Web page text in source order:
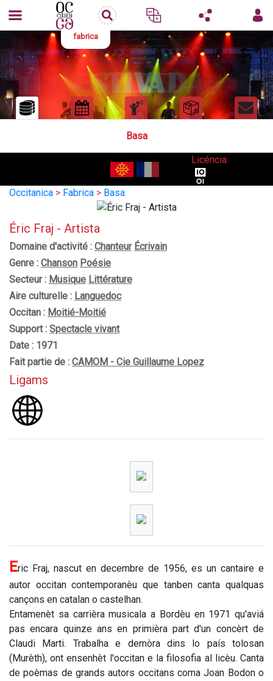
fabrica
Basa
Licéncia
Occitanica > Fabrica > Basa
Éric Fraj - Artista
Domaine d'activité : Chanteur Écrivain
Genre : Chanson Poésie
Secteur : Musique Littérature
Aire culturelle : Languedoc
Occitan : Moitié-Moitié
Support : Spectacle vivant
Date : 1971
Fait partie de : CAMOM - Cie Guillaume Lopez
Ligams
Eric Fraj, nascut en decembre de 1956, es un cantaire e
autor occitan contemporanèu que tanben canta qualquas
cançons en catalan o castelhan.
Entamenèt sa carrièra musicala a Bordèu en 1971 qu'aviá
pas encara quinze ans en primièra part d'un concèrt de
Claudi Marti. Trabalha e demòra dins lo país tolosan
(Murèth), ont ensenhèt l'occitan e la filosofia al licèu. Canta
de poèmas de grands autors occitans coma Joan Bodon o